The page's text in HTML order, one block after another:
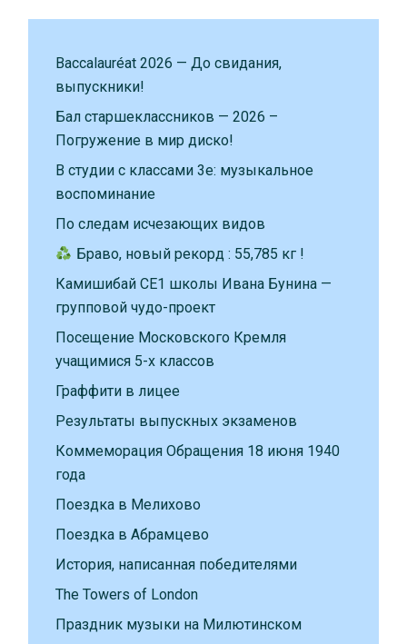
Baccalauréat 2026 — До свидания,
выпускники!
Бал старшеклассников — 2026 –
Погружение в мир диско!
В студии с классами 3е: музыкальное
воспоминание
По следам исчезающих видов
Браво, новый рекорд : 55,785 кг !
Камишибай CE1 школы Ивана Бунина —
групповой чудо-проект
Посещение Московского Кремля
учащимися 5-х классов
Граффити в лицее
Результаты выпускных экзаменов
Коммеморация Обращения 18 июня 1940
года
Поездка в Мелихово
Поездка в Абрамцево
История, написанная победителями
The Towers of London
Праздник музыки на Милютинском